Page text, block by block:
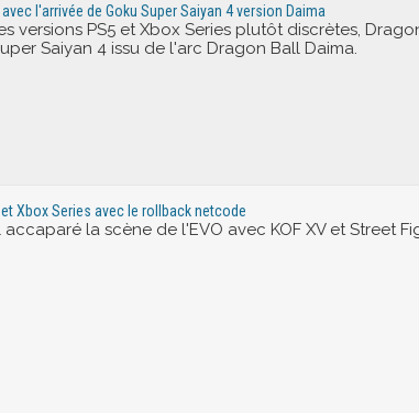
l'arrivée de Goku Super Saiyan 4 version Daima
versions PS5 et Xbox Series plutôt discrètes,
Saiyan 4 issu de l'arc Dragon Ball Daima.
Xbox Series avec le rollback netcode
la scène de l'EVO avec KOF XV et Street